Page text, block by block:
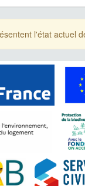
l'état actuel